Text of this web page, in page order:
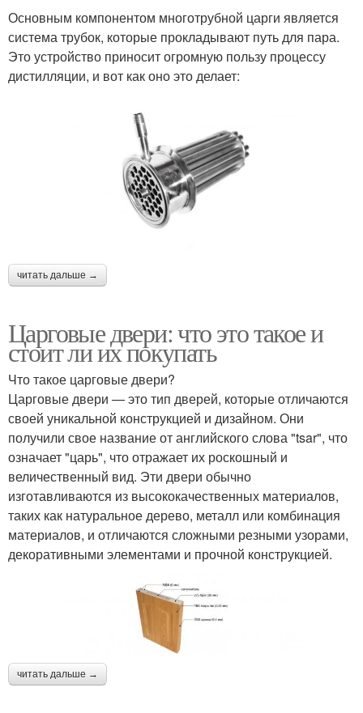
Основным компонентом многотрубной царги является
система трубок, которые прокладывают путь для пара.
Это устройство приносит огромную пользу процессу
дистилляции, и вот как оно это делает:
читать дальше →
Царговые двери: что это такое и
стоит ли их покупать
Что такое царговые двери?
Царговые двери — это тип дверей, которые отличаются
своей уникальной конструкцией и дизайном. Они
получили свое название от английского слова "tsar", что
означает "царь", что отражает их роскошный и
величественный вид. Эти двери обычно
изготавливаются из высококачественных материалов,
таких как натуральное дерево, металл или комбинация
материалов, и отличаются сложными резными узорами,
декоративными элементами и прочной конструкцией.
читать дальше →